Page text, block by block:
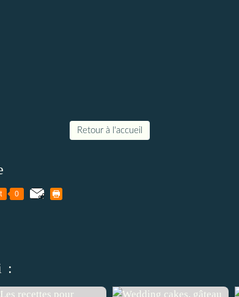
Retour à l'accueil
0
: